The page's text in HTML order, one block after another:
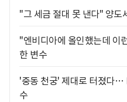
"그 세금 절대 못 낸다" 양도
"엔비디아에 올인했는데 이
한 변수
'중동 천궁' 제대로 터졌다…
수